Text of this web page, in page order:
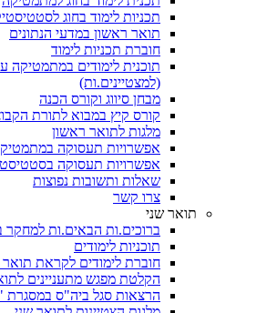
תכניות לימוד בחוג
תואר ראשון במדעי הנתונים
חוברת תכניות לימוד
תוכנית לימודים במתמטיקה
(למצטיינים.ות)
מבחן סיווג וקורס הכנה
קורס קיץ במבוא לתורת
מלגות לתואר ראשון
אפשרויות תעסוקה
אפשרויות תעסוקה
שאלות ותשובות נפוצות
צרו קשר
תואר שני
ברוכים.ות הבאים.ות
תוכניות לימודים
חוברת לימודים לקראת תואר
הקלטת מפגש מתעניינים לתואר
הרצאות סגל ביה"ס במסגרת